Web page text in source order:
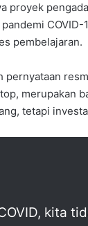
proyek
pembelajaran.
pernyataan
merupakan
tetapi
kita